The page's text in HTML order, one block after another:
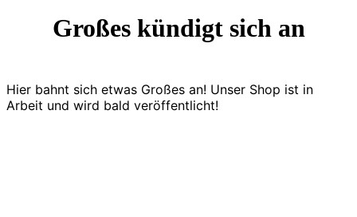
Großes kündigt sich an
Hier bahnt sich etwas Großes an! Unser Shop ist in
Arbeit und wird bald veröffentlicht!